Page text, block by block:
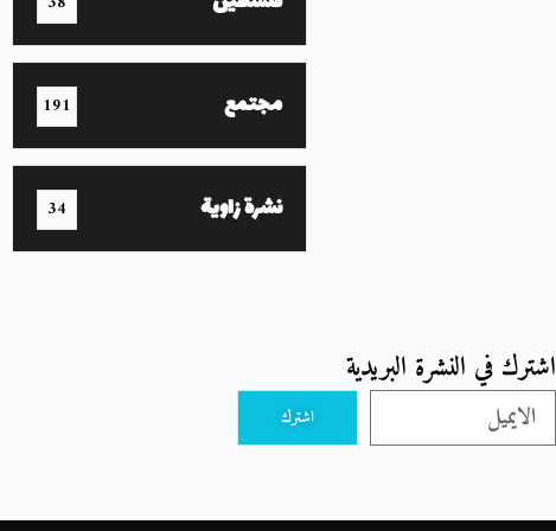
مجتمع 191
نشرة زاوية 34
اشترك في النشرة البريدية
اشترك